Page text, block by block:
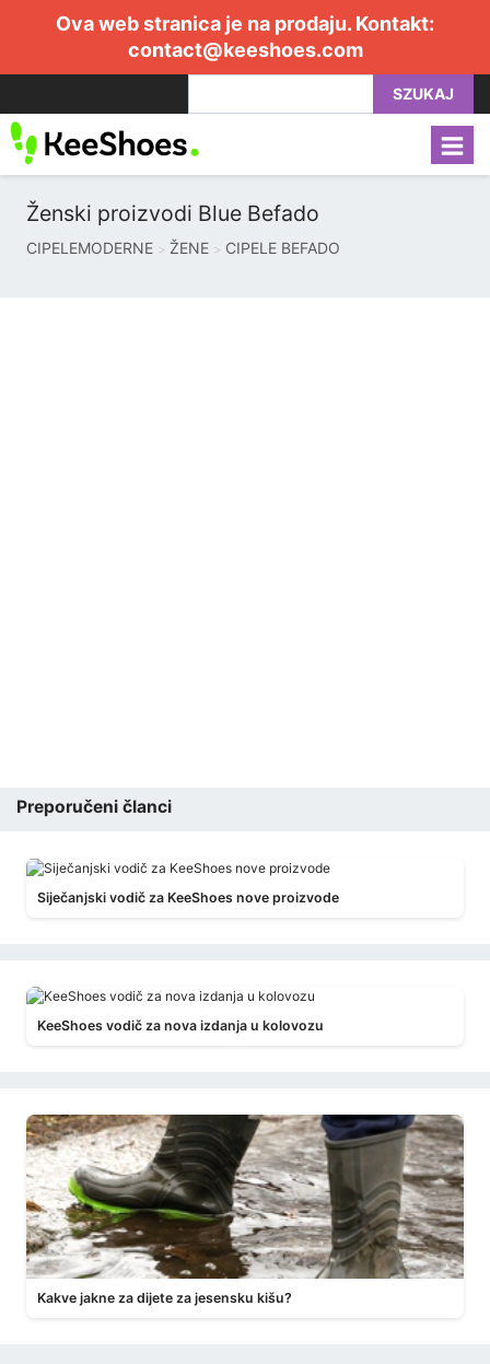
Ova web stranica je na prodaju. Kontakt:
contact@keeshoes.com
SZUKAJ
Ženski proizvodi Blue Befado
CIPELEMODERNE ŽENE CIPELE BEFADO
Preporučeni članci
Siječanjski vodič za KeeShoes nove proizvode
KeeShoes vodič za nova izdanja u kolovozu
Kakve jakne za dijete za jesensku kišu?